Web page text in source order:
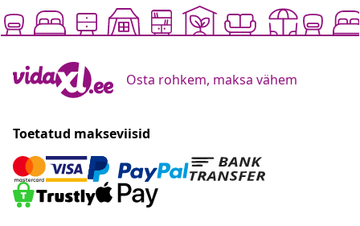
Osta rohkem, maksa vähem
Toetatud makseviisid